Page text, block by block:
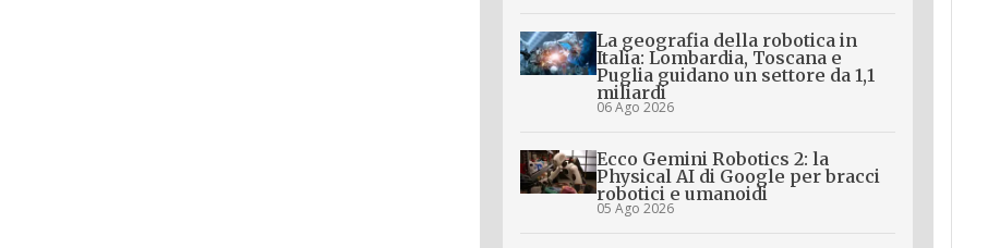
La geografia della robotica in
Italia: Lombardia, Toscana e
Puglia guidano un settore da 1,1
miliardi
06 Ago 2026
Ecco Gemini Robotics 2: la
Physical AI di Google per bracci
robotici e umanoidi
05 Ago 2026